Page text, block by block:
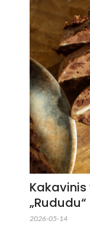
„Rududu“
2026-05-14